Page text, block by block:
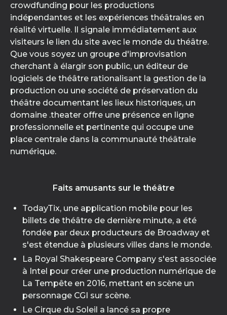
crowdfunding pour les productions
indépendantes et les expériences théâtrales en
réalité virtuelle. Il signale immédiatement aux
visiteurs le lien du site avec le monde du théâtre.
Que vous soyez un groupe d'improvisation
cherchant à élargir son public, un éditeur de
logiciels de théâtre rationalisant la gestion de la
production ou une société de préservation du
théâtre documentant les lieux historiques, un
domaine .theater offre une présence en ligne
professionnelle et pertinente qui occupe une
place centrale dans la communauté théâtrale
numérique.
Faits amusants sur le théâtre
TodayTix, une application mobile pour les
billets de théâtre de dernière minute, a été
fondée par deux producteurs de Broadway et
s'est étendue à plusieurs villes dans le monde.
La Royal Shakespeare Company s'est associée
à Intel pour créer une production numérique de
La Tempête en 2016, mettant en scène un
personnage CGI sur scène.
Le Cirque du Soleil a lancé sa propre